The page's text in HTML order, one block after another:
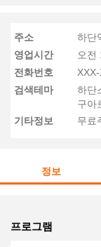
주소
하단
영업시간
오전
전화번호
검색테마
하단
구아
기타정보
무료
정보
프로그램